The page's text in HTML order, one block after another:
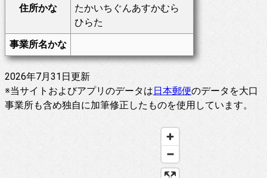
住所かな
たかいちぐんあすかむら
ひらた
事業所名かな
2026年7月31日更新
※当サイトおよびアプリのデータは日本郵便のデータを大口
事業所も含め独自に加筆修正したものを使用しています。